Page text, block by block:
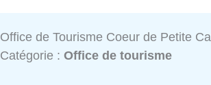
Office de Tourisme Coeur de Petite
Catégorie :Office de tourisme